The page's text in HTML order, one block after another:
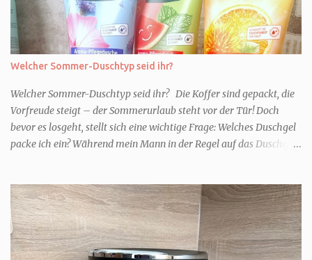
Welcher Sommer-Duschtyp seid ihr?
Welcher Sommer-Duschtyp seid ihr? Die Koffer sind gepackt, die
Vorfreude steigt – der Sommerurlaub steht vor der Tür! Doch
bevor es losgeht, stellt sich eine wichtige Frage: Welches Duschgel
packe ich ein? Während mein Mann in der Regel auf das Duschgel
Urlaub Entspannung und Wellness. Falls ihr ähnlich denkt, lasst
uns doch herausfinden, welcher Duschtyp ihr seid. TYP
GENIESSER Egal, ob Strand oder Städtetrip - für euch gehört
gutes Essen, ein guter Wein oder Cocktail, vielleicht ein gutes Buch